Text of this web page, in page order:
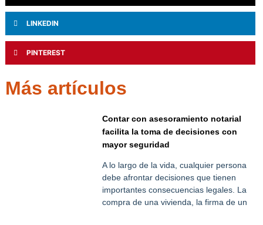
LINKEDIN
PINTEREST
Más artículos
Contar con asesoramiento notarial
facilita la toma de decisiones con
mayor seguridad
A lo largo de la vida, cualquier persona
debe afrontar decisiones que tienen
importantes consecuencias legales. La
compra de una vivienda, la firma de un